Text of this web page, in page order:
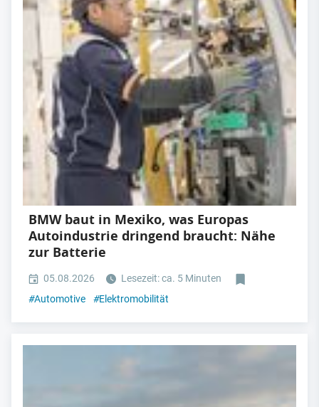
BMW baut in Mexiko, was Europas
Autoindustrie dringend braucht: Nähe
zur Batterie
05.08.2026
Lesezeit: ca. 5 Minuten
#Automotive #Elektromobilität